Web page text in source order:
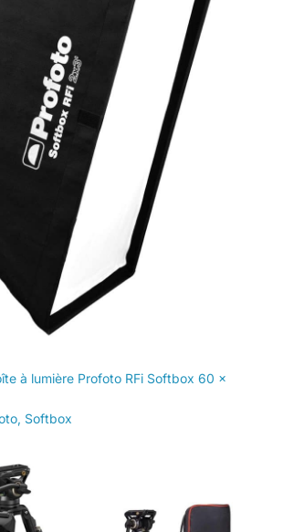
à lumière Profoto RFi Softbox 60 x
, Softbox